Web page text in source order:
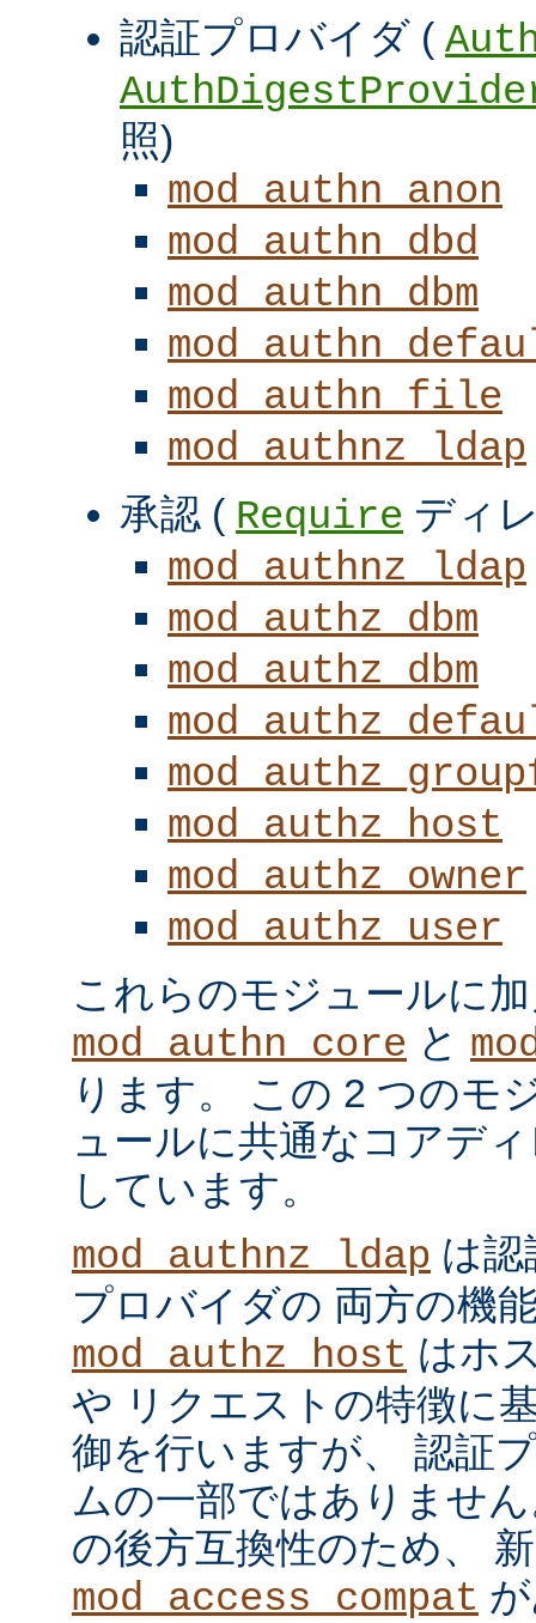
認証プロバイダ (
照)
mod_authn_anon
mod_authn_dbd
mod_authn_dbm
mod_authn_file
mod_authnz_ldap
承認 ( Require ディ
mod_authnz_ldap
mod_authz_dbm
mod_authz_dbm
mod_authz_host
mod_authz_owner
mod_authz_user
これらのモジュールに
mod_authn_core と
ります。 この 2 つのモ
ュールに共通なコアデ
しています。
mod_authnz_ldap は
プロバイダの 両方の機
mod_authz_host はホ
や リクエストの特徴に
御を行いますが、 認証
ムの一部ではありませ
の後方互換性のため、
mod_access_compat